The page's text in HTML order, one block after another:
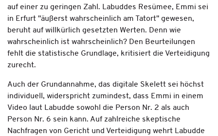
auf einer zu geringen Zahl. Labuddes Resümee, Emmi sei
in Erfurt "äußerst wahrscheinlich am Tatort" gewesen,
beruht auf willkürlich gesetzten Werten. Denn wie
wahrscheinlich ist wahrscheinlich? Den Beurteilungen
fehlt die statistische Grundlage, kritisiert die Verteidigung
zurecht.
Auch der Grundannahme, das digitale Skelett sei höchst
individuell, widerspricht zumindest, dass Emmi in einem
Video laut Labudde sowohl die Person Nr. 2 als auch
Person Nr. 6 sein kann. Auf zahlreiche skeptische
Nachfragen von Gericht und Verteidigung wehrt Labudde